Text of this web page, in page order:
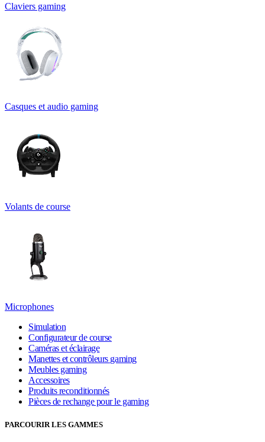
Claviers gaming
Casques et audio gaming
Volants de course
Microphones
Simulation
Configurateur de course
Caméras et éclairage
Manettes et contrôleurs gaming
Meubles gaming
Accessoires
Produits reconditionnés
Pièces de rechange pour le gaming
PARCOURIR LES GAMMES